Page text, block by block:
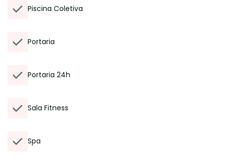
Piscina Coletiva
Portaria
Portaria 24h
Sala Fitness
Spa